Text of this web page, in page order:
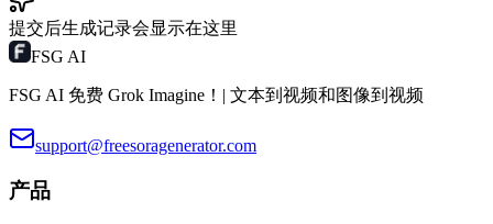
提交后生成记录会显示在这里
FSG AI
FSG AI 免费 Grok Imagine！| 文本到视频和图像到视频
support@freesoragenerator.com
产品